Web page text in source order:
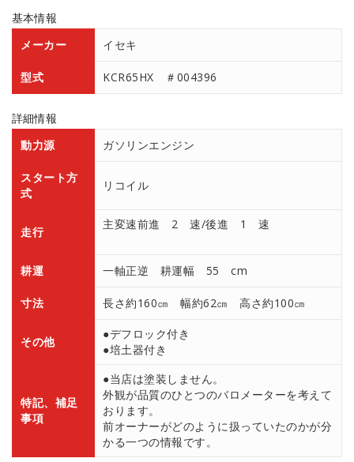
基本情報
メーカー
イセキ
型式 KCR65HX ＃004396
詳細情報
動力源
ガソリンエンジン
スタート方
式
リコイル
走行
主変速前進 2 速/後進 1 速
耕運 一軸正逆 耕運幅 55 cm
寸法 長さ約160㎝ 幅約62㎝ 高さ約100㎝
その他
●デフロック付き
●培土器付き
特記、補足
事項
●当店は塗装しません。
外観が品質のひとつのバロメーターを考えて
おります。
前オーナーがどのように扱っていたのかが分
かる一つの情報です。